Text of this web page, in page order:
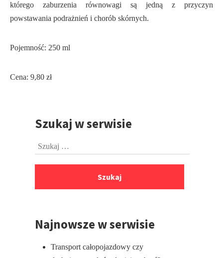
którego zaburzenia równowagi są jedną z przyczyn
powstawania podrażnień i chorób skórnych.
Pojemność: 250 ml
Cena: 9,80 zł
PrzejdźSzukaj w serwisie
Szukaj:
Najnowsze w serwisie
Transport całopojazdowy czy